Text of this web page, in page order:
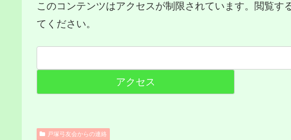
このコンテンツはアクセスが制限されています。閲覧す
てください。
戸塚弓友会からの連絡